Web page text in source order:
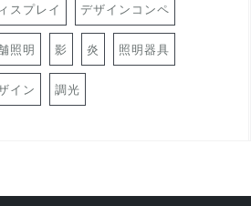
スプレイ デザインコンペ
照明 影 炎 照明器具
イン 調光